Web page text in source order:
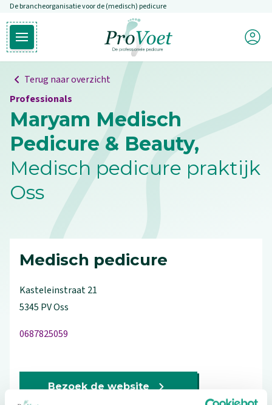
Overslaan en naar de inhoud gaan
De brancheorganisatie voor de (medisch) pedicure
Open hoofdmenu
Ga naar de homepagina
Mijn
Terug naar overzicht
Professionals
Maryam Medisch
Pedicure & Beauty,
Medisch pedicure praktijk
Oss
Medisch pedicure
Kasteleinstraat21
5345 PVOss
0687825059
Bezoek de website